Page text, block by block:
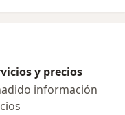
y precios
información